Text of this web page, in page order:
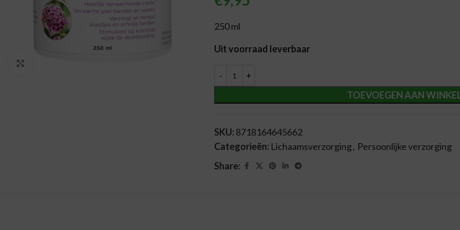
250 ml
Uit voorraad leverbaar
TOEVOEGEN AAN
Alternative:
SKU: 8718164645662
Categorieën: Lichaamsverzorging, Persoonlijke verzorging
Share: